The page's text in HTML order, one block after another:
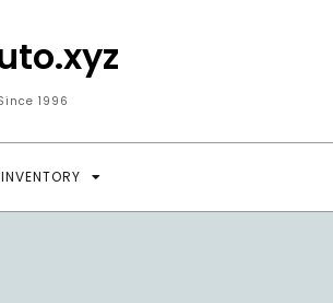
1996
INVENTORY